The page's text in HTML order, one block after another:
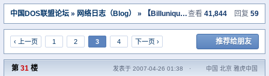
中国DOS联盟论坛 » 网络日志（Blog） » 【Billunique】个人网志－滴水汇海 查看 41,844 回复 59
‹ 上一页 1 2 3 4 下一页 › 推荐给朋友
第 31 楼 发表于 2007-04-26 01:38 · 中国 北京 雅虎中国